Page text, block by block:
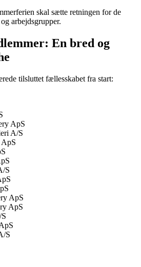
skal sætte retningen for de
arbejdsgrupper.
En bred og
tilsluttet fællesskabet fra start:
ApS
A/S
S
ApS
ApS
S